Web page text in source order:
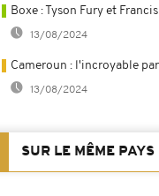
Boxe : Tyson Fury et
13/08/2024
Cameroun : l'incroyable
13/08/2024
SUR LE MÊME PAYS